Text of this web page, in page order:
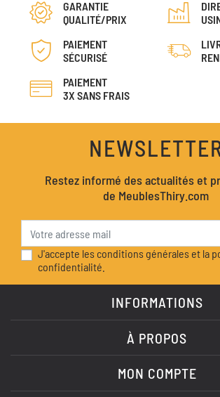
GARANTIE
QUALITÉ/PRIX
PAIEMENT
SÉCURISÉ
PAIEMENT
3X SANS FRAIS
Restez informé des actualités et
de MeublesThiry.com
J'accepte les conditions générales et la
confidentialité.
INFORMATIONS
À PROPOS
MON COMPTE